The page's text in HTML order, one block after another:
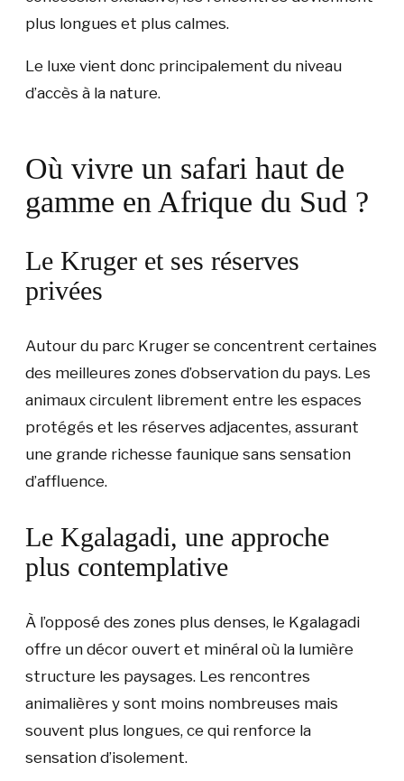
plus longues et plus calmes.
Le luxe vient donc principalement du niveau
d’accès à la nature.
Où vivre un safari haut de
gamme en Afrique du Sud ?
Le Kruger et ses réserves
privées
Autour du parc Kruger se concentrent certaines
des meilleures zones d’observation du pays. Les
animaux circulent librement entre les espaces
protégés et les réserves adjacentes, assurant
une grande richesse faunique sans sensation
d’affluence.
Le Kgalagadi, une approche
plus contemplative
À l’opposé des zones plus denses, le Kgalagadi
offre un décor ouvert et minéral où la lumière
structure les paysages. Les rencontres
animalières y sont moins nombreuses mais
souvent plus longues, ce qui renforce la
sensation d’isolement.